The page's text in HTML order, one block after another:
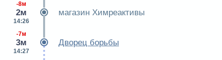
-8м
2м
14:26
магазин Химреактивы
-7м
3м
14:27
Дворец борьбы